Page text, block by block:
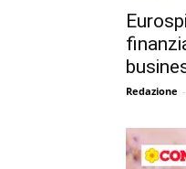
Redazione -